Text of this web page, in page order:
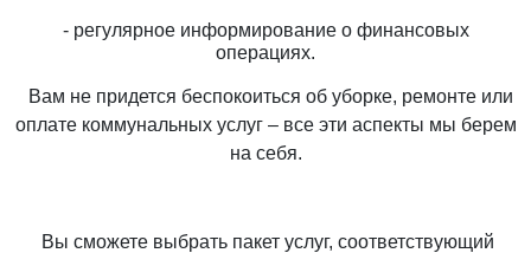
- регулярное информирование о финансовых
операциях.
Вам не придется беспокоиться об уборке, ремонте или
оплате коммунальных услуг – все эти аспекты мы берем
на себя.
Вы сможете выбрать пакет услуг, соответствующий